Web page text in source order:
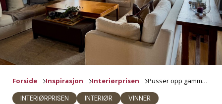
Forside Inspirasjon Interiørprisen Pusser opp gammel gård
INTERIØRPRISEN INTERIØR VINNER